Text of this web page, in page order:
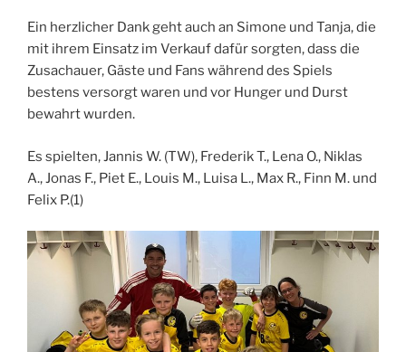
Ein herzlicher Dank geht auch an Simone und Tanja, die
mit ihrem Einsatz im Verkauf dafür sorgten, dass die
Zusachauer, Gäste und Fans während des Spiels
bestens versorgt waren und vor Hunger und Durst
bewahrt wurden.
Es spielten, Jannis W. (TW), Frederik T., Lena O., Niklas
A., Jonas F., Piet E., Louis M., Luisa L., Max R., Finn M. und
Felix P.(1)